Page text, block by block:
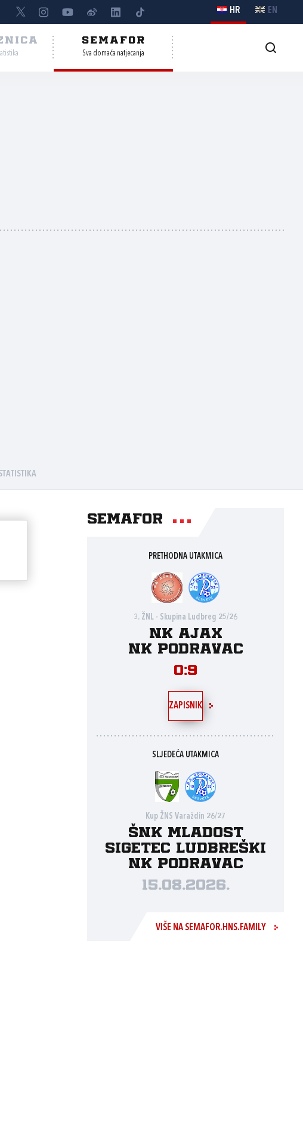
HR EN
SEMAFOR
Sva domaća natjecanja
Semafor
PRETHODNA UTAKMICA
3. ŽNL - Skupina Ludbreg 25/26
NK Ajax
NK Podravac
0:9
ZAPISNIK
SLJEDEĆA UTAKMICA
Kup ŽNS Varaždin 26/27
ŠNK Mladost
Sigetec Ludbreški
NK Podravac
15.08.2026.
VIŠE NA SEMAFOR.HNS.FAMILY